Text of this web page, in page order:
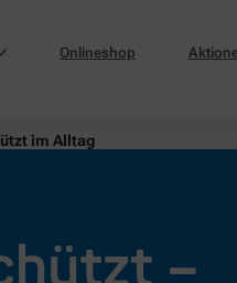
Onlineshop
im Alltag